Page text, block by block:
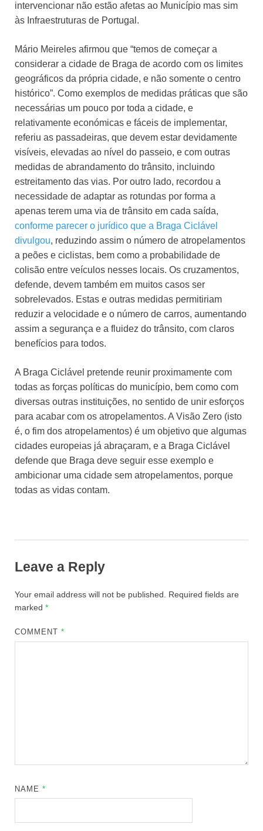
intervencionar não estão afetas ao Município mas sim
às Infraestruturas de Portugal.
Mário Meireles afirmou que “temos de começar a
considerar a cidade de Braga de acordo com os limites
geográficos da própria cidade, e não somente o centro
histórico”. Como exemplos de medidas práticas que são
necessárias um pouco por toda a cidade, e
relativamente económicas e fáceis de implementar,
referiu as passadeiras, que devem estar devidamente
visíveis, elevadas ao nível do passeio, e com outras
medidas de abrandamento do trânsito, incluindo
estreitamento das vias. Por outro lado, recordou a
necessidade de adaptar as rotundas por forma a
apenas terem uma via de trânsito em cada saída,
conforme parecer o jurídico que a Braga Ciclável
divulgou, reduzindo assim o número de atropelamentos
a peões e ciclistas, bem como a probabilidade de
colisão entre veículos nesses locais. Os cruzamentos,
defende, devem também em muitos casos ser
sobrelevados. Estas e outras medidas permitiriam
reduzir a velocidade e o número de carros, aumentando
assim a segurança e a fluidez do trânsito, com claros
benefícios para todos.
A Braga Ciclável pretende reunir proximamente com
todas as forças políticas do município, bem como com
diversas outras instituições, no sentido de unir esforços
para acabar com os atropelamentos. A Visão Zero (isto
é, o fim dos atropelamentos) é um objetivo que algumas
cidades europeias já abraçaram, e a Braga Ciclável
defende que Braga deve seguir esse exemplo e
ambicionar uma cidade sem atropelamentos, porque
todas as vidas contam.
Leave a Reply
Your email address will not be published.
Required fields are
marked *
COMMENT*
NAME*